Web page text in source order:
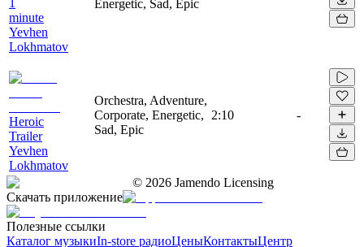
minute
Yevhen
Lokhmatov
Energetic, Sad, Epic
Heroic
Trailer
Yevhen
Lokhmatov
Orchestra, Adventure,
Corporate, Energetic,
Sad, Epic
2:10 -
© 2026 Jamendo Licensing
Скачать приложение
Полезные ссылки
Каталог музыкиIn-store радиоЦеныКонтактыЦентр